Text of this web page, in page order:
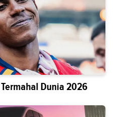
Dunia 2026